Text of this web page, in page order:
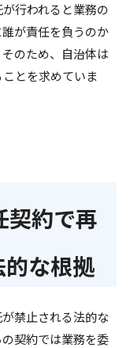
行われると業務の
が責任を負うのか
のため、自治体は
とを求めていま
契約で再
な根拠
禁止される法的な
契約では業務を委